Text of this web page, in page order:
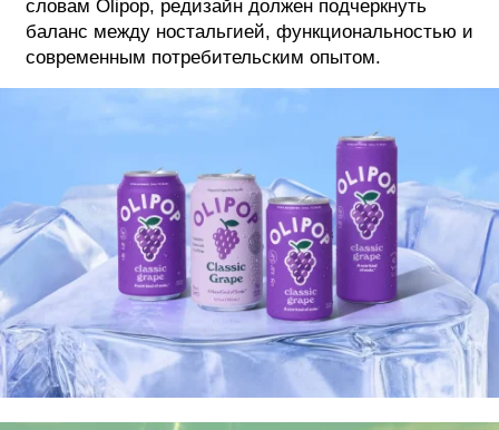
словам Olipop, редизайн должен подчеркнуть
баланс между ностальгией, функциональностью и
современным потребительским опытом.